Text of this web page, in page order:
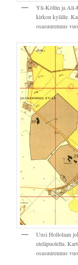
Yli-Köllin ja Ali-
kirkon kylälle.
osasuurennus
Uusi Hollolaan
eteläpuolelta.
osasuurennus